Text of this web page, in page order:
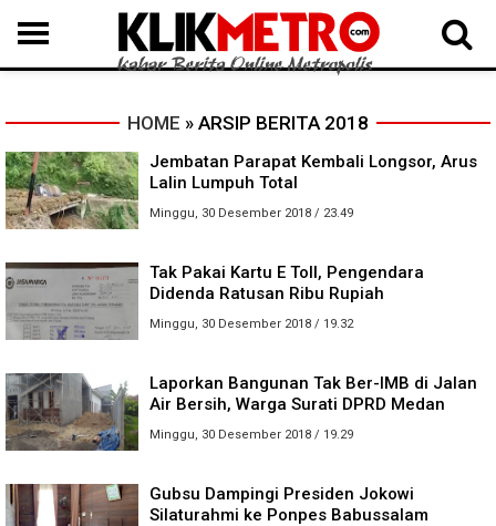
MEDAN LANGKAT DAIRI SAMOSIR TAPUT BATUBARA DELISERDANG
HOME » ARSIP BERITA 2018
Jembatan Parapat Kembali Longsor, Arus
Lalin Lumpuh Total
Minggu, 30 Desember 2018 / 23.49
Tak Pakai Kartu E Toll, Pengendara
Didenda Ratusan Ribu Rupiah
Minggu, 30 Desember 2018 / 19.32
Laporkan Bangunan Tak Ber-IMB di Jalan
Air Bersih, Warga Surati DPRD Medan
Minggu, 30 Desember 2018 / 19.29
Gubsu Dampingi Presiden Jokowi
Silaturahmi ke Ponpes Babussalam